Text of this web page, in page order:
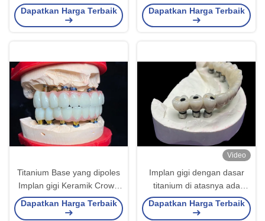
yang mudah dibersihkan dan
mahkota zirconia
Dapatkan Harga Terbaik
Mahkota Panjang Umur
untuk Kebersihan Mudah
Dapatkan Harga Terbaik
Titanium Base yang dipoles
Implan gigi Keramik Crown
Bridge Untuk Restorasi Gigi
Dapatkan Harga Terbaik
Video
Implan gigi dengan dasar
titanium di atasnya ada
jembatan keramik yang
indah untuk menciptakan
Dapatkan Harga Terbaik